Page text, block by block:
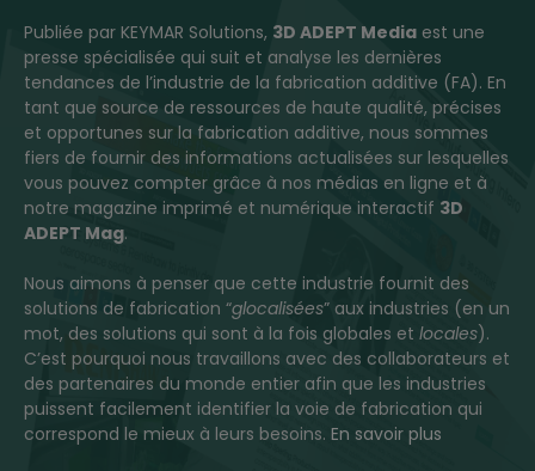
Publiée par KEYMAR Solutions, 3D ADEPT Media est une
presse spécialisée qui suit et analyse les dernières
tendances de l’industrie de la fabrication additive (FA). En
tant que source de ressources de haute qualité, précises
et opportunes sur la fabrication additive, nous sommes
fiers de fournir des informations actualisées sur lesquelles
vous pouvez compter grâce à nos médias en ligne et à
notre magazine imprimé et numérique interactif 3D
ADEPT Mag.
Nous aimons à penser que cette industrie fournit des
solutions de fabrication “glocalisées” aux industries (en un
mot, des solutions qui sont à la fois globales et locales).
C’est pourquoi nous travaillons avec des collaborateurs et
des partenaires du monde entier afin que les industries
puissent facilement identifier la voie de fabrication qui
correspond le mieux à leurs besoins. En savoir plus